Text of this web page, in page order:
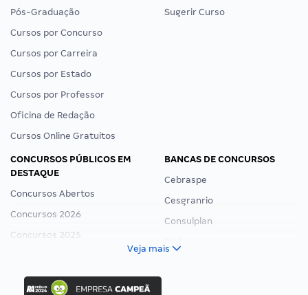
Pós-Graduação
Cursos por Concurso
Cursos por Carreira
Cursos por Estado
Cursos por Professor
Oficina de Redação
Cursos Online Gratuitos
Sugerir Curso
CONCURSOS PÚBLICOS EM
DESTAQUE
Concursos Abertos
Concursos 2026
Concursos 2025
Concurso Ibama
BANCAS DE CONCURSOS
Cebraspe
Cesgranrio
Consulplan
Veja mais